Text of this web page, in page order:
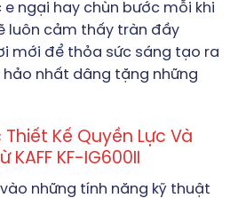
ngại hay chùn bước mỗi khi
luôn cảm thấy tràn đầy
mới để thỏa sức sáng tạo ra
nhất dâng tặng những
Kế Quyền Lực Và
KAFF KF-IG600II
những tính năng kỹ thuật